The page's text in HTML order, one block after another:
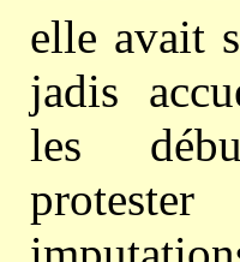
elle avait
jadis
les